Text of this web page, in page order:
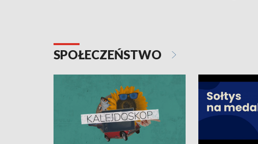
SPOŁECZEŃSTWO